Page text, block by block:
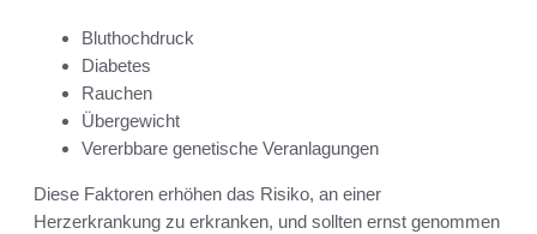
Bluthochdruck
Diabetes
Rauchen
Übergewicht
Vererbbare genetische Veranlagungen
Diese Faktoren erhöhen das Risiko, an einer
Herzerkrankung zu erkranken, und sollten ernst genommen